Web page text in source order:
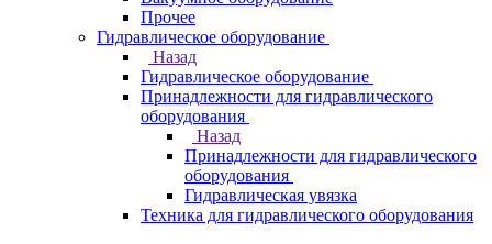
Прочее
Гидравлическое оборудование
Назад
Гидравлическое оборудование
Принадлежности для гидравлического
оборудования
Назад
Принадлежности для гидравлического
оборудования
Гидравлическая увязка
Техника для гидравлического оборудования